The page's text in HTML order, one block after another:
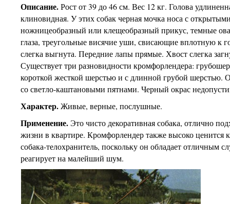
Описание.Рост от 39 до 46 см. Вес 12 кг. Голова
клиновидная. У этих собак черная мочка носа с
ножницеобразный или клещеобразный прикус, темные
глаза, треугольные висячие уши, свисающие вплотную к
слегка выгнута. Передние лапы прямые. Хвост слегка
Существует три разновидности кромфорлендера:
короткой жесткой шерстью и с длинной грубой шерстью.
со светло-каштановыми пятнами. Черный окрас
Характер.Живые, верные, послушные.
Применение.Это чисто декоративная собака, отлично
жизни в квартире. Кромфорлендер также высоко ценится
собака-телохранитель, поскольку он обладает отличным
реагирует на малейший шум.